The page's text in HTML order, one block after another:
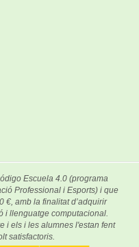
Escuela 4.0 (programa
Professional i Esports) i que
€, amb la finalitat d’adquirir
i llenguatge computacional.
i els i les alumnes l'estan fent
satisfactoris.